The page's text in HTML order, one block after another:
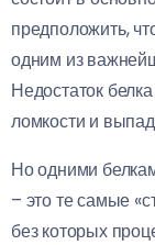
предположить,
одним из
Недостаток
ломкости и
Но одними
– это те самые
без которых